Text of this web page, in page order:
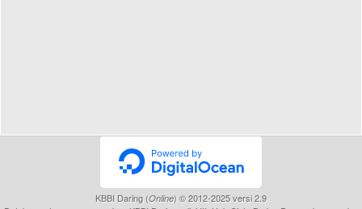
KBBI Daring (Online) © 2012-2025 versi 2.9